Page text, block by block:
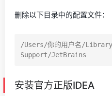
删除以下目录中的配置文件：
/Users/你的用户名/
安装官方正版IDEA